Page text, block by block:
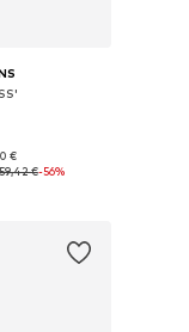
Size
€
€-56%